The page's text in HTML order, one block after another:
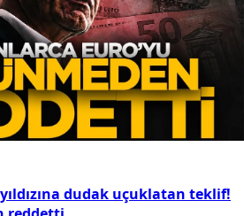
dudak uçuklatan teklif!